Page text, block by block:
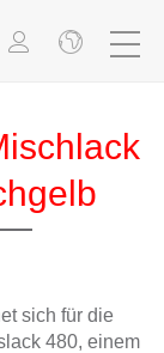
sich für die
480, einem